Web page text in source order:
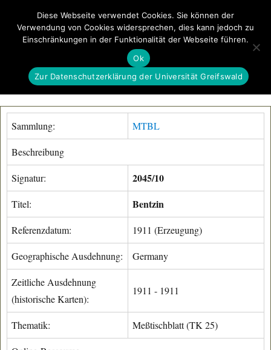
GeoGREIF MENÜ
Sammlung: MTBL
Beschreibung
Signatur: 2045/10
Titel: Bentzin
Referenzdatum: 1911 (Erzeugung)
Geographische Ausdehnung: Germany
Zeitliche Ausdehnung
(historische Karten):
1911 - 1911
Thematik: Meßtischblatt (TK 25)
Diese Webseite verwendet Cookies. Sie können der
Verwendung von Cookies widersprechen, dies kann jedoch zu
Einschränkungen in der Funktionalität der Webseite führen.
Ok
Zur Datenschutzerklärung der Universität Greifswald